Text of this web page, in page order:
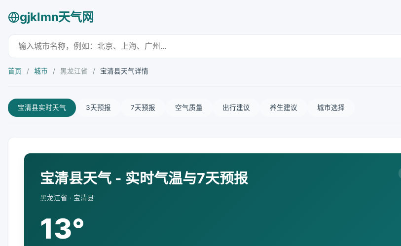
gjklmn天气网
首页 / 城市 / 黑龙江省 / 宝清县天气详情
宝清县实时天气 3天预报 7天预报 空气质量 出行建议 养生建议 城市选择
宝清县天气 - 实时气温与7天预报
黑龙江省 · 宝清县
13°